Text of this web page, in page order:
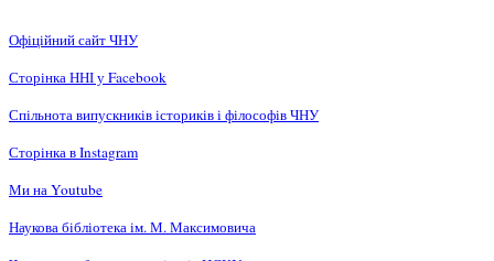
Офіційний сайт ЧНУ
Сторінка ННІ у Facebook
Спільнота випускників істориків і філософів ЧНУ
Сторінка в Instagram
Ми на Youtube
Наукова бібліотека ім. М. Максимовича